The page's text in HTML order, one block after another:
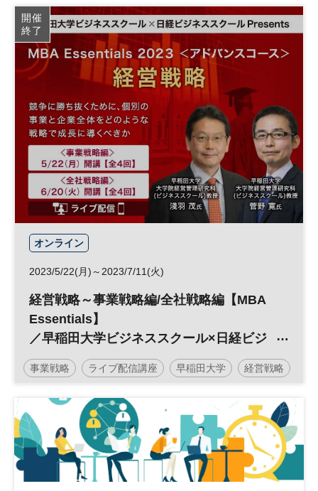
企業価値 経営戦略
日経ビジネススクール
開催
終了
オンライン
2023/5/22(月)～2023/7/11(火)
経営戦略～事業戦略編/全社戦略編【MBA
Essentials】
／早稲田大学ビジネススクール×日経ビジ
ネススクール
事業戦略 ライブ配信講座 早稲田大学 経営戦略
日経ビジネススクール